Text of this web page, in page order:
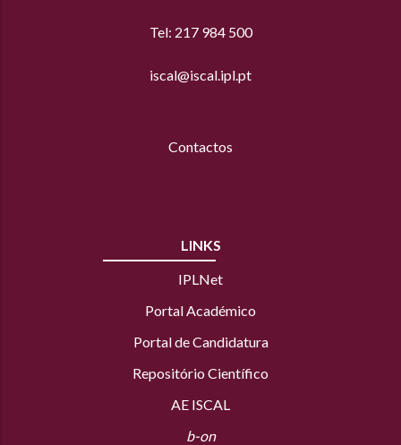
Tel: 217 984 500
iscal@iscal.ipl.pt
Contactos
LINKS
IPLNet
Portal Académico
Portal de Candidatura
Repositório Científico
AE ISCAL
b-on